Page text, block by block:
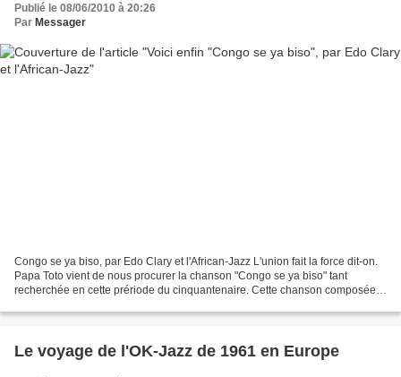
Publié le 08/06/2010 à 20:26
Par Messager
Congo se ya biso, par Edo Clary et l'African-Jazz L'union fait la force dit-on.
Papa Toto vient de nous procurer la chanson "Congo se ya biso" tant
recherchée en cette prériode du cinquantenaire. Cette chanson composée
Le voyage de l'OK-Jazz de 1961 en Europe